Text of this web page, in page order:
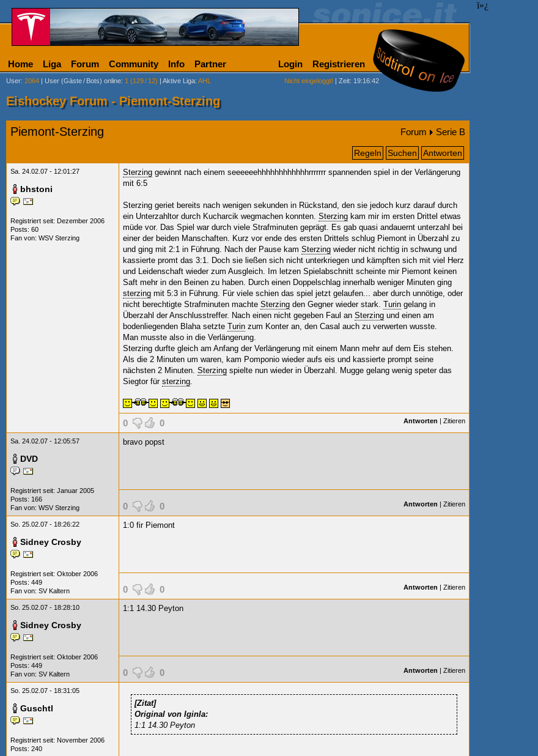
ï»¿
Home Liga Forum Community Info Partner Login Registrieren
User: 2064 | User (Gäste/ Bots) online: 1 (129/ 12) | Aktive Liga: AHL Nicht eingeloggt! | Zeit: 19:16:42
Eishockey Forum - Piemont-Sterzing
Piemont-Sterzing Forum Serie B
Regeln Suchen Antworten
Sa. 24.02.07 - 12:01:27
bhstoni
Registriert seit: Dezember 2006
Posts: 60
Fan von: WSV Sterzing
Sterzing gewinnt nach einem seeeeeehhhhhhhhhhhhrrrrrrr spannenden spiel in der Verlängerung
mit 6:5
Sterzing geriet bereits nach wenigen sekunden in Rückstand, den sie jedoch kurz darauf durch
ein Unterzahltor durch Kucharcik wegmachen konnten. Sterzing kam mir im ersten Drittel etwas
müde vor. Das Spiel war durch viele Strafminuten geprägt. Es gab quasi andauernt unterzahl bei
einer der beiden Manschaften. Kurz vor ende des ersten Drittels schlug Piemont in Überzahl zu
und ging mit 2:1 in Führung. Nach der Pause kam Sterzing wieder nicht richtig in schwung und
kassierte promt das 3:1. Doch sie ließen sich nicht unterkriegen und kämpften sich mit viel Herz
und Leidenschaft wieder zum Ausgleich. Im letzen Spielabschnitt scheinte mir Piemont keinen
Saft mehr in den Beinen zu haben. Durch einen Doppelschlag innerhalb weniger Minuten ging
sterzing mit 5:3 in Führung. Für viele schien das spiel jetzt gelaufen... aber durch unnötige, oder
nicht berechtigte Strafminuten machte Sterzing den Gegner wieder stark. Turin gelang in
Überzahl der Anschlusstreffer. Nach einen nicht gegeben Faul an Sterzing und einen am
bodenliegenden Blaha setzte Turin zum Konter an, den Casal auch zu verwerten wusste.
Man musste also in die Verlängerung.
Sterzing durfte gleich am Anfang der Verlängerung mit einem Mann mehr auf dem Eis stehen.
Als die 2 Minuten um waren, kam Pomponio wieder aufs eis und kassierte prompt seine
nächsten 2 Minuten. Sterzing spielte nun wieder in Überzahl. Mugge gelang wenig speter das
Siegtor für sterzing.
0 0 Antworten | Zitieren
Sa. 24.02.07 - 12:05:57
DVD
Registriert seit: Januar 2005
Posts: 166
Fan von: WSV Sterzing
bravo popst
0 0 Antworten | Zitieren
So. 25.02.07 - 18:26:22
Sidney Crosby
Registriert seit: Oktober 2006
Posts: 449
Fan von: SV Kaltern
1:0 fir Piemont
0 0 Antworten | Zitieren
So. 25.02.07 - 18:28:10
Sidney Crosby
Registriert seit: Oktober 2006
Posts: 449
Fan von: SV Kaltern
1:1 14.30 Peyton
0 0 Antworten | Zitieren
So. 25.02.07 - 18:31:05
Guschtl
Registriert seit: November 2006
Posts: 240
[Zitat]
Original von Iginla:
1:1 14.30 Peyton